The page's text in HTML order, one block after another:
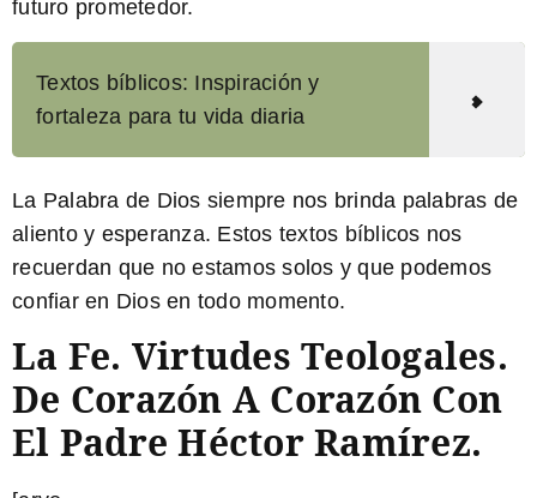
futuro prometedor.
Textos bíblicos: Inspiración y
fortaleza para tu vida diaria
La Palabra de Dios siempre nos brinda palabras de
aliento y esperanza. Estos textos bíblicos nos
recuerdan que no estamos solos y que podemos
confiar en Dios en todo momento.
La Fe. Virtudes Teologales.
De Corazón A Corazón Con
El Padre Héctor Ramírez.